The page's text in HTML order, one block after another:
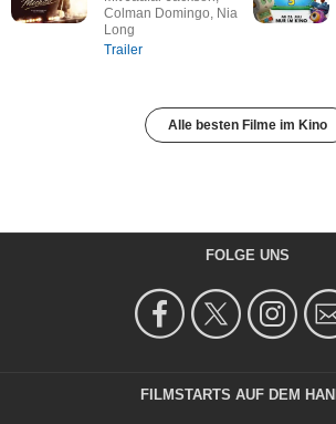
Colman Domingo, Nia
Long
Trailer
Alle besten Filme im Kino
FOLGE UNS
FILMSTARTS AUF DEM